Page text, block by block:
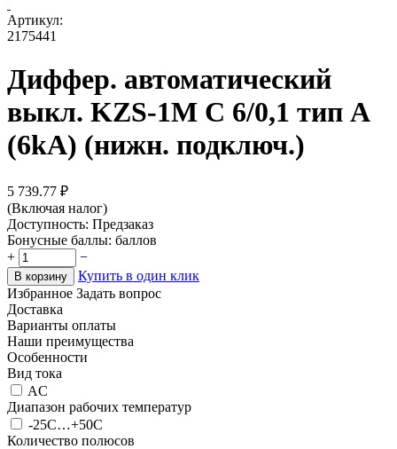
Артикул:
2175441
Диффер. автоматический
выкл. KZS-1M C 6/0,1 тип A
(6kA) (нижн. подключ.)
5 739.77 ₽
(Включая налог)
Доступность: Предзаказ
Бонусные баллы: баллов
+
−
В корзину
Купить в один клик
Избранное Задать вопрос
Доставка
Варианты оплаты
Наши преимущества
Особенности
Вид тока
AC
Диапазон рабочих температур
-25C…+50C
Количество полюсов